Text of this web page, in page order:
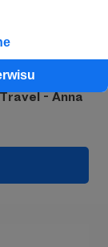
- Anna